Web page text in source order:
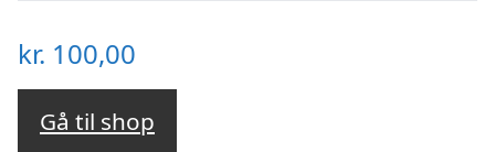
kr. 100,00
Gå til shop